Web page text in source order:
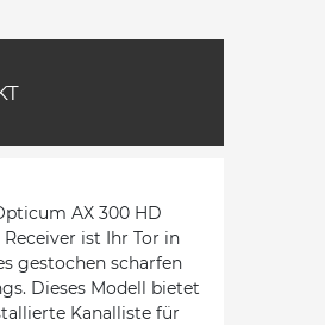
AX 300 HD
ist Ihr Tor in
gestochen scharfen
Dieses Modell bietet
Kanalliste für